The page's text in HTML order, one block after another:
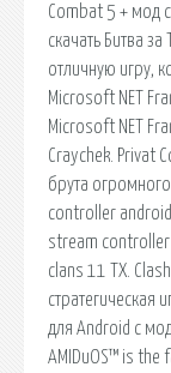
Combat 5 + мод
скачать Битва
отличную игру,
Microsoft NET
Microsoft NET
Craychek. Privat
брута
controller
stream controller
clans 11 ТХ.
стратегическая
для Android с
AMIDuOS™ is